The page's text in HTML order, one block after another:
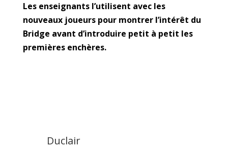
Les enseignants l’utilisent avec les
nouveaux joueurs pour montrer l’intérêt du
Bridge avant d’introduire petit à petit les
premières enchères.
Duclair